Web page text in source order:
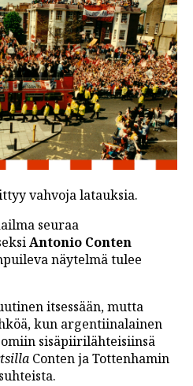
vahvoja latauksia.
seuraa
Antonio Conten
näytelmä tulee
itsessään, mutta
kun argentiinalainen
omiin sisäpiirilähteisiinsä
Conten ja Tottenhamin